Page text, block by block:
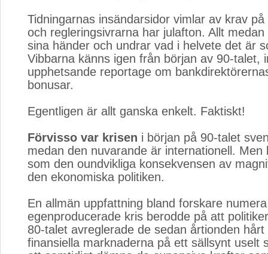
Tidningarnas insändarsidor vimlar av krav
och regleringsivrarna har julafton. Allt
sina händer och undrar vad i helvete det är
Vibbarna känns igen från början av 90-talet,
upphetsande reportage om
bonusar.
Egentligen är allt ganska enkelt. Faktiskt!
Förvisso var krisen i början på 90-talet
medan den nuvarande är internationell. Men
som den oundvikliga konsekvensen av
den ekonomiska politiken.
En allmän uppfattning bland forskare
egenproducerade kris berodde på att
80-talet avreglerade de sedan årtionden hårt
finansiella marknaderna på ett sällsynt uselt